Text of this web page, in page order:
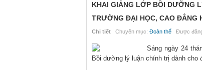
KHAI GIẢNG LỚP BỒI DƯỠNG
TRƯỜNG ĐẠI HỌC, CAO ĐẲNG
Chi tiết Chuyên mục: Đoàn thể Được
Sáng ngày 24
Bồi dưỡng lý luận chính trị dành